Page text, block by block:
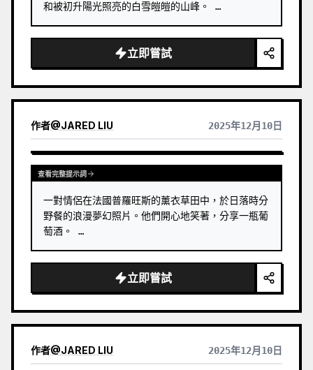
和被初升陽光照亮的白雪皚皚的山峰。 …
立即嘗試
作者@JARED LIU 2025年12月10日
查看完整提示詞
一對情侶在法國普羅旺斯的薰衣草田中，於日落時分
野餐的浪漫夢幻照片。他們開心地笑著，分享一瓶葡
萄酒。 …
立即嘗試
作者@JARED LIU 2025年12月10日